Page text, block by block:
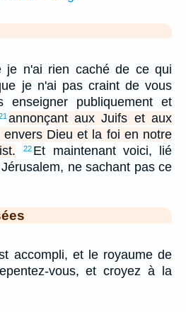
je n'ai rien caché de ce qui
je n'ai pas craint de vous
publiquement et
annonçant aux Juifs et aux
Dieu et la foi en notre
22 Et maintenant voici, lié
ne sachant pas ce
accompli, et le royaume de
vous, et croyez à la